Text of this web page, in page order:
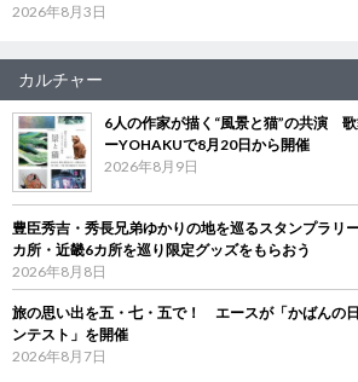
2026年8月3日
カルチャー
6人の作家が描く“風景と猫”の共演
ーYOHAKUで8月20日から開催
2026年8月9日
豊臣秀吉・秀長兄弟ゆかりの地を巡るスタンプラ
カ所・近畿6カ所を巡り限定グッズをもらおう
2026年8月8日
旅の思い出を五・七・五で！ エースが「かばんの
ンテスト」を開催
2026年8月7日